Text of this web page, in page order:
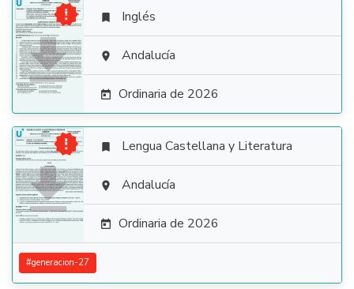

  Inglés
 Andalucía
 Ordinaria de 2026

  Lengua Castellana y Literatura
 Andalucía
 Ordinaria de 2026
#generacion-27